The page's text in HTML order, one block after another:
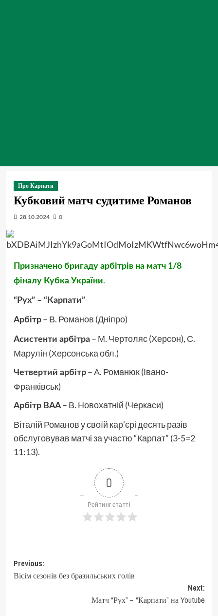
Про Карпати
Кубковий матч судитиме Романов
28.10.2024 0
Призначено бригаду арбітрів на матч 1/8
фіналу Кубка України.
“Рух” – “Карпати”
Арбітр– В. Романов (Дніпро)
Асистенти арбітра– М. Чертоляс (Херсон), С.
Марулін (Херсонська обл.)
Четвертий арбітр– А. Романюк (Івано-
Франківськ)
Арбітр ВАА– В. Новохатній (Черкаси)
Віталій Романов у своїй кар’єрі десять разів
обслуговував матчі за участю “Карпат” (3-5=2
11:13).
0
Рейтинг статті
Post
navigation
Previous:
Вісім сезонів без бразильських голів
Next:
Матч “Рух” – “Карпати” на Youtube